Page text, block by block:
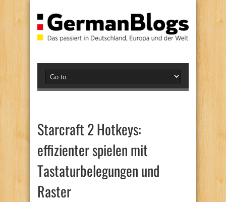
Starcraft 2 Hotkeys:
effizienter spielen mit
Tastaturbelegungen und
Raster